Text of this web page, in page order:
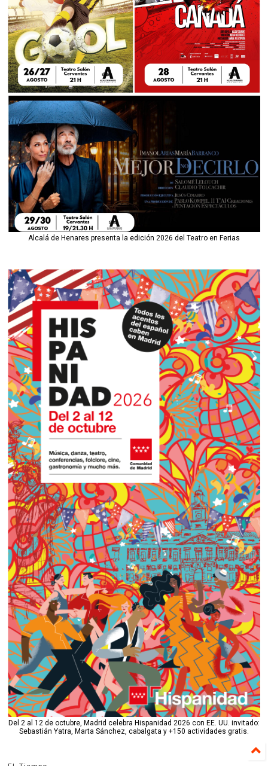
Alcalá de Henares presenta la edición 2026 del Teatro en Ferias
Del 2 al 12 de octubre, Madrid celebra Hispanidad 2026 con EE. UU. invitado:
Sebastián Yatra, Marta Sánchez, cabalgata y +150 actividades gratis.